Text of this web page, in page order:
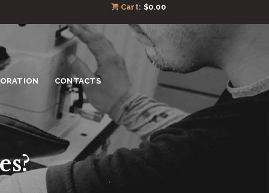
Cart: $0.00
CONTACTS